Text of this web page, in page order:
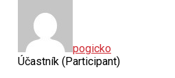
pogicko
Účastník (Participant)